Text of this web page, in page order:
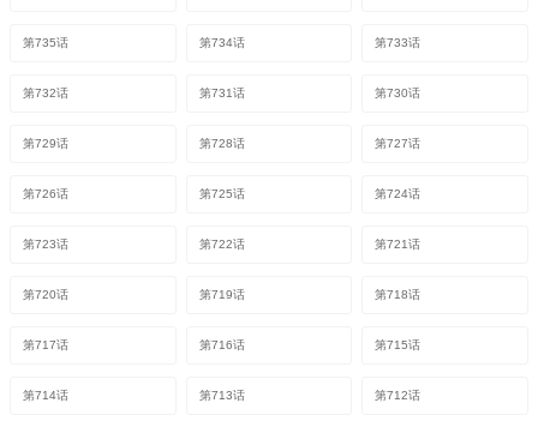
第735话 第734话 第733话
第732话 第731话 第730话
第729话 第728话 第727话
第726话 第725话 第724话
第723话 第722话 第721话
第720话 第719话 第718话
第717话 第716话 第715话
第714话 第713话 第712话